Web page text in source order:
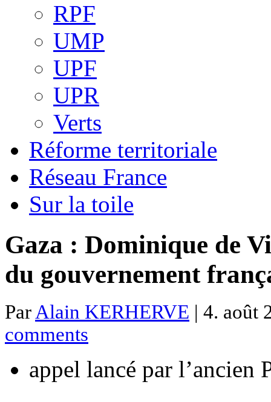
RPF
UMP
UPF
UPR
Verts
Réforme territoriale
Réseau France
Sur la toile
Gaza : Dominique de
du gouvernement
Par Alain KERHERVE | 4. août
comments
appel lancé par l’ancien